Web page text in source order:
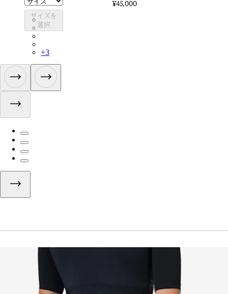
サイズを
選択
¥45,000
BEQ02XXBBK
BEQ02XXBLW
+3